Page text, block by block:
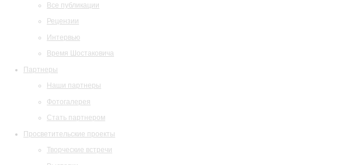
Все публикации
Рецензии
Интервью
Время Шостаковича
Партнеры
Наши партнеры
Фотогалерея
Стать партнером
Просветительские проекты
Творческие встречи